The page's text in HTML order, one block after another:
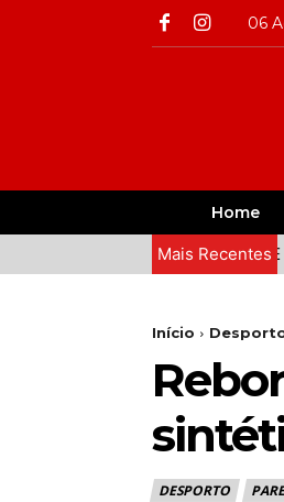
06
Home
Mais Recentes
LIDERA O PÓDIO DO VALE DO
Início
DESPORTO